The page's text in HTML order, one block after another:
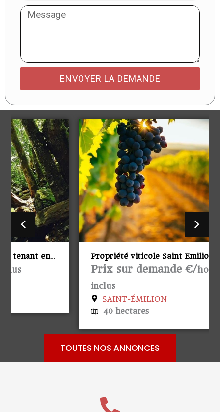
ENVOYER LA DEMANDE
Propriété viticole Saint Emilion
Prix sur demande €/ honoraires
SAINT-ÉMILION
40 hectares
TOUTES NOS ANNONCES